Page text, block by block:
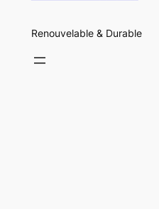
Renouvelable & Durable